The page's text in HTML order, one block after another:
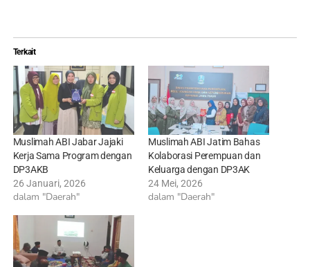
Terkait
Muslimah ABI Jabar Jajaki
Kerja Sama Program dengan
DP3AKB
26 Januari, 2026
dalam "Daerah"
Muslimah ABI Jatim Bahas
Kolaborasi Perempuan dan
Keluarga dengan DP3AK
24 Mei, 2026
dalam "Daerah"